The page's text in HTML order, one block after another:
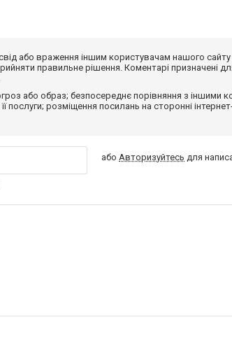
або враження іншим користувачам нашого
правильне рішення. Коментарі призначені
або образ; безпосереднє порівняння з іншими
послуги; розміщення посилань на сторонні
абоАвторизуйтесь для